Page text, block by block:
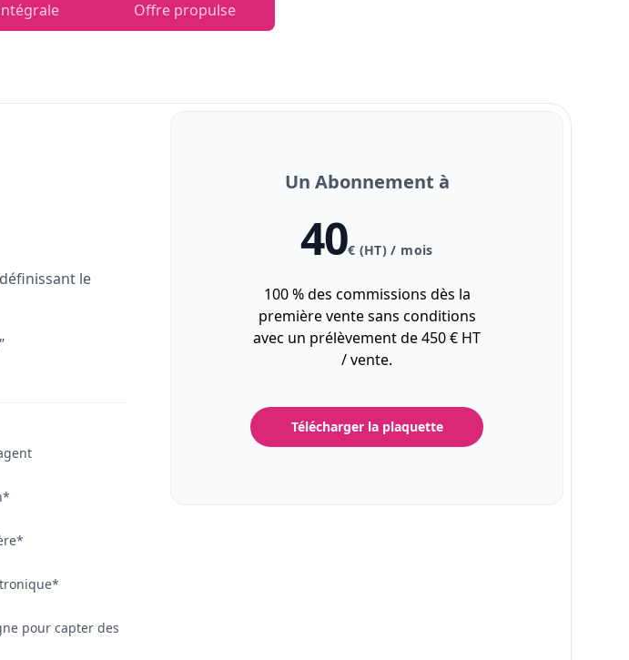
Offre propulse
le
pour capter des
Un Abonnement à
40€ (HT) / mois
100 % des commissions dès la
première vente sans conditions
avec un prélèvement de 450 € HT
/ vente.
Télécharger la plaquette